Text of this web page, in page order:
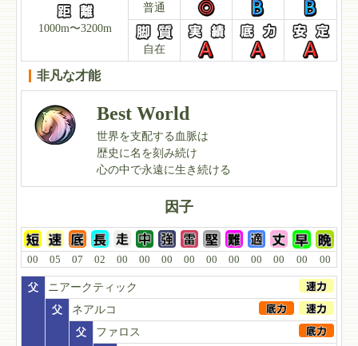
1000m〜3200m
普通
自在
非凡な才能
Best World
世界を支配する血脈は
歴史に名を刻み続け
心の中で永遠に生き続ける
因子
00 05 07 02 00 00 00 00 00 00 00 00 00 00
父
ニアークティック
父
ネアルコ
父
ファロス